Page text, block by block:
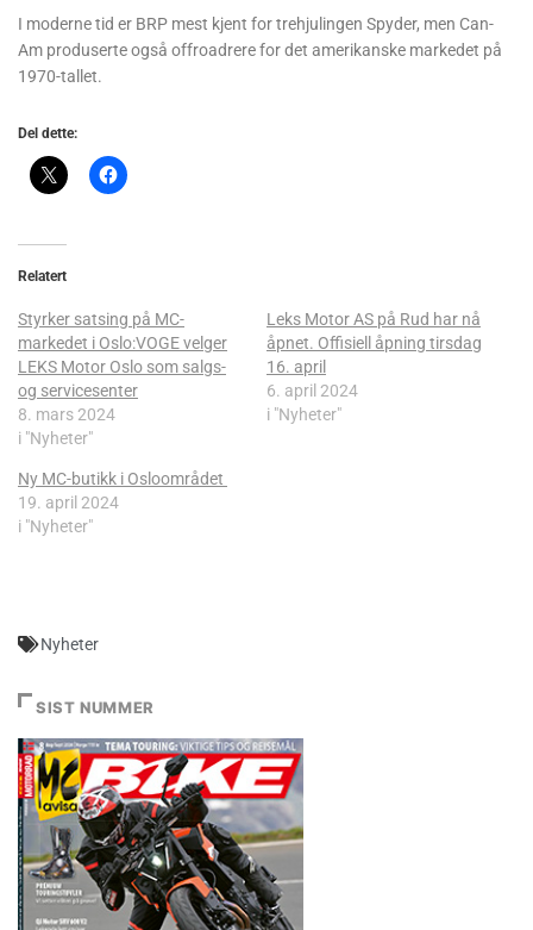
I moderne tid er BRP mest kjent for trehjulingen Spyder, men Can-
Am produserte også offroadrere for det amerikanske markedet på
1970-tallet.
Del dette:
Relatert
Styrker satsing på MC-
markedet i Oslo:VOGE velger
LEKS Motor Oslo som salgs-
og servicesenter
8. mars 2024
i "Nyheter"
Leks Motor AS på Rud har nå
åpnet. Offisiell åpning tirsdag
16. april
6. april 2024
i "Nyheter"
Ny MC-butikk i Osloområdet
19. april 2024
i "Nyheter"
Nyheter
SIST NUMMER